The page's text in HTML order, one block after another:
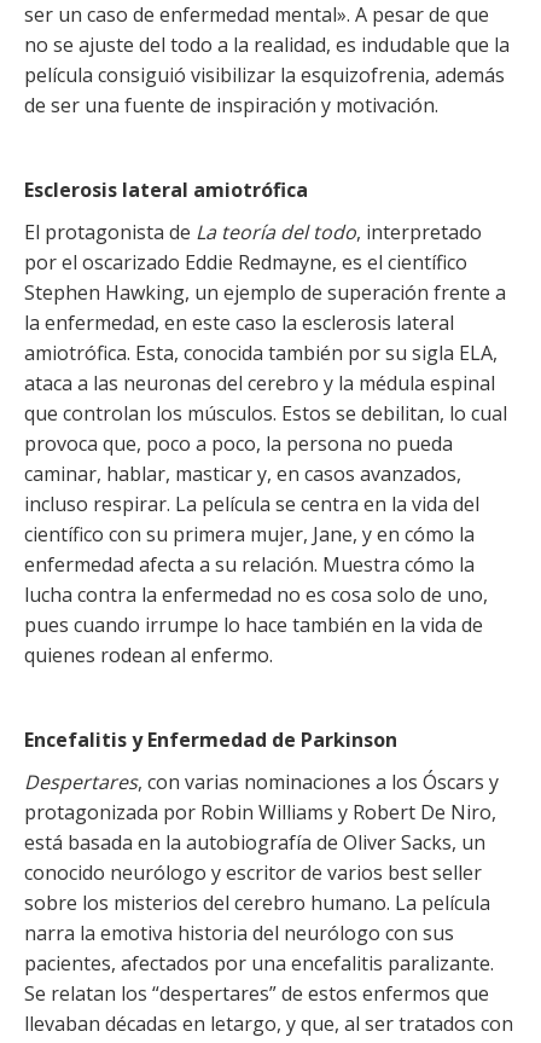
ser un caso de enfermedad mental». A pesar de que
no se ajuste del todo a la realidad, es indudable que la
película consiguió visibilizar la esquizofrenia, además
de ser una fuente de inspiración y motivación.
Esclerosis lateral amiotrófica
El protagonista de La teoría del todo, interpretado
por el oscarizado Eddie Redmayne, es el científico
Stephen Hawking, un ejemplo de superación frente a
la enfermedad, en este caso la esclerosis lateral
amiotrófica. Esta, conocida también por su sigla ELA,
ataca a las neuronas del cerebro y la médula espinal
que controlan los músculos. Estos se debilitan, lo cual
provoca que, poco a poco, la persona no pueda
caminar, hablar, masticar y, en casos avanzados,
incluso respirar. La película se centra en la vida del
científico con su primera mujer, Jane, y en cómo la
enfermedad afecta a su relación. Muestra cómo la
lucha contra la enfermedad no es cosa solo de uno,
pues cuando irrumpe lo hace también en la vida de
quienes rodean al enfermo.
Encefalitis y Enfermedad de Parkinson
Despertares, con varias nominaciones a los Óscars y
protagonizada por Robin Williams y Robert De Niro,
está basada en la autobiografía de Oliver Sacks, un
conocido neurólogo y escritor de varios best seller
sobre los misterios del cerebro humano. La película
narra la emotiva historia del neurólogo con sus
pacientes, afectados por una encefalitis paralizante.
Se relatan los “despertares” de estos enfermos que
llevaban décadas en letargo, y que, al ser tratados con